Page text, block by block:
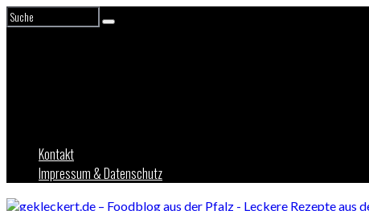
Kontakt
Impressum & Datenschutz